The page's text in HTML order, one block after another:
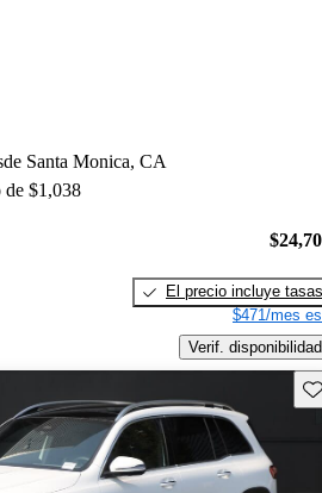
Santa Monica, CA
$1,038
El precio incluye tasas
$471/mes
Verif. disponibilidad